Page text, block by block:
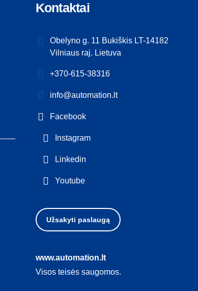
Kontaktai
Obelyno g. 11 Bukiškis LT-14182
Vilniaus raj. Lietuva
+370-615-38316
info@automation.lt
Facebook
Instagram
Linkedin
Youtube
Užsakyti paslaugą
www.automation.lt
Visos teisės saugomos.